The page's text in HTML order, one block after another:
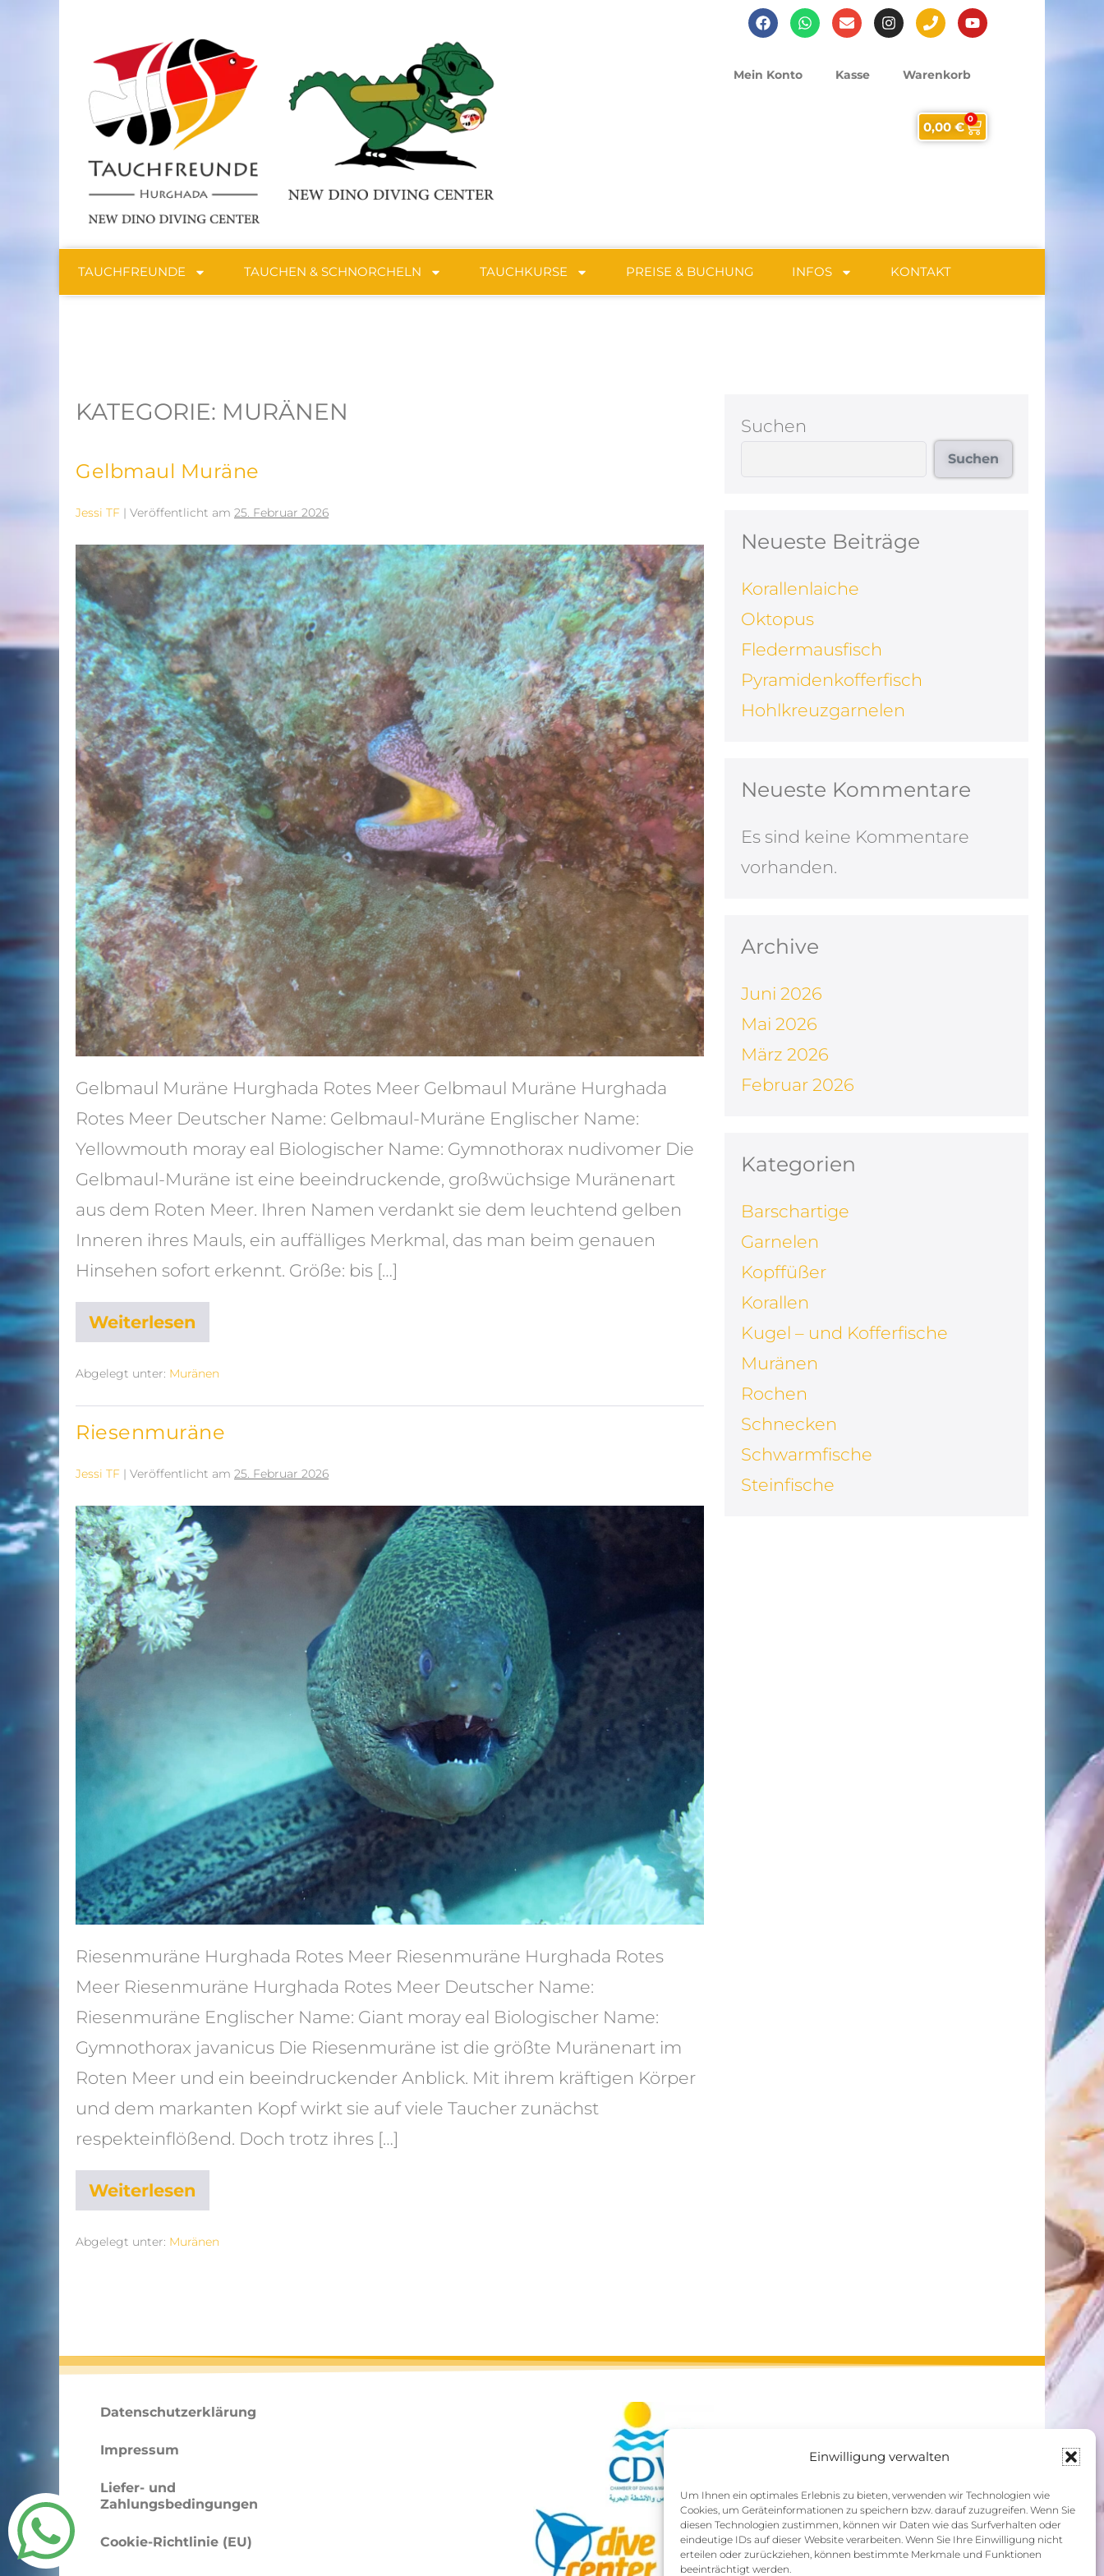
Einwilligung verwalten
Um Ihnen ein optimales Erlebnis zu bieten, verwenden wir Technologien wie
Cookies, um Geräteinformationen zu speichern bzw. darauf zuzugreifen. Wenn Sie
diesen Technologien zustimmen, können wir Daten wie das Surfverhalten oder
eindeutige IDs auf dieser Website verarbeiten. Wenn Sie Ihre Einwilligung nicht
erteilen oder zurückziehen, können bestimmte Merkmale und Funktionen
beeinträchtigt werden.
Mein Konto Kasse Warenkorb
0,00 €
0
TAUCHFREUNDE TAUCHEN & SCHNORCHELN TAUCHKURSE PREISE & BUCHUNG INFOS KONTAKT
KATEGORIE: MURÄNEN
Gelbmaul Muräne
Jessi TF | Veröffentlicht am 25. Februar 2026
Gelbmaul Muräne Hurghada Rotes Meer Gelbmaul Muräne Hurghada
Rotes Meer Deutscher Name: Gelbmaul-Muräne Englischer Name:
Yellowmouth moray eal Biologischer Name: Gymnothorax nudivomer Die
Gelbmaul-Muräne ist eine beeindruckende, großwüchsige Muränenart
aus dem Roten Meer. Ihren Namen verdankt sie dem leuchtend gelben
Inneren ihres Mauls, ein auffälliges Merkmal, das man beim genauen
Hinsehen sofort erkennt. Größe: bis […]
Weiterlesen
Abgelegt unter: Muränen
Riesenmuräne
Jessi TF | Veröffentlicht am 25. Februar 2026
Riesenmuräne Hurghada Rotes Meer Riesenmuräne Hurghada Rotes
Meer Riesenmuräne Hurghada Rotes Meer Deutscher Name:
Riesenmuräne Englischer Name: Giant moray eal Biologischer Name:
Gymnothorax javanicus Die Riesenmuräne ist die größte Muränenart im
Roten Meer und ein beeindruckender Anblick. Mit ihrem kräftigen Körper
und dem markanten Kopf wirkt sie auf viele Taucher zunächst
respekteinflößend. Doch trotz ihres […]
Weiterlesen
Abgelegt unter: Muränen
Suchen
Suchen
Neueste Beiträge
Korallenlaiche
Oktopus
Fledermausfisch
Pyramidenkofferfisch
Hohlkreuzgarnelen
Neueste Kommentare
Es sind keine Kommentare
vorhanden.
Archive
Juni 2026
Mai 2026
März 2026
Februar 2026
Kategorien
Barschartige
Garnelen
Kopffüßer
Korallen
Kugel – und Kofferfische
Muränen
Rochen
Schnecken
Schwarmfische
Steinfische
Datenschutzerklärung
Impressum
Liefer- und
Zahlungsbedingungen
Cookie-Richtlinie (EU)